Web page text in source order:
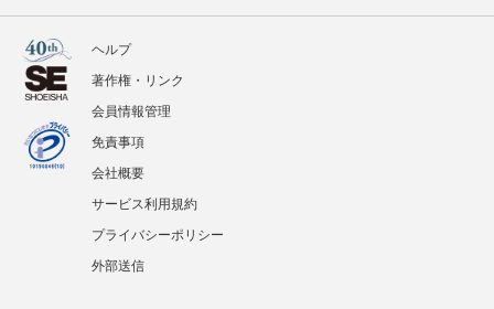
ヘルプ
著作権・リンク
会員情報管理
免責事項
会社概要
サービス利用規約
プライバシーポリシー
外部送信